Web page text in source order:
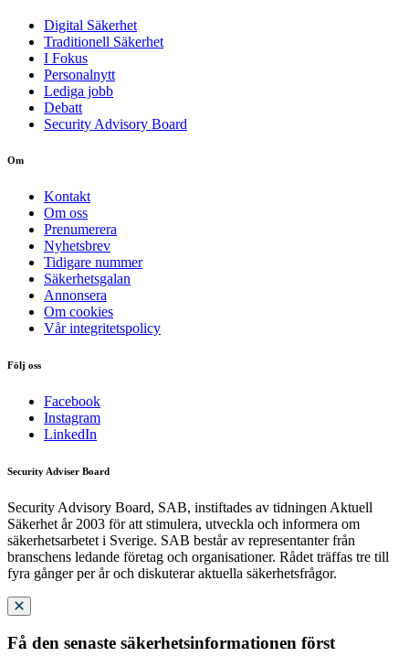
Digital Säkerhet
Traditionell Säkerhet
I Fokus
Personalnytt
Lediga jobb
Debatt
Security Advisory Board
Om
Kontakt
Om oss
Prenumerera
Nyhetsbrev
Tidigare nummer
Säkerhetsgalan
Annonsera
Om cookies
Vår integritetspolicy
Följ oss
Facebook
Instagram
LinkedIn
Security Adviser Board
Security Advisory Board, SAB, instiftades av tidningen Aktuell
Säkerhet år 2003 för att stimulera, utveckla och informera om
säkerhetsarbetet i Sverige. SAB består av representanter från
branschens ledande företag och organisationer. Rådet träffas tre till
fyra gånger per år och diskuterar aktuella säkerhetsfrågor.
Få den senaste säkerhetsinformationen först